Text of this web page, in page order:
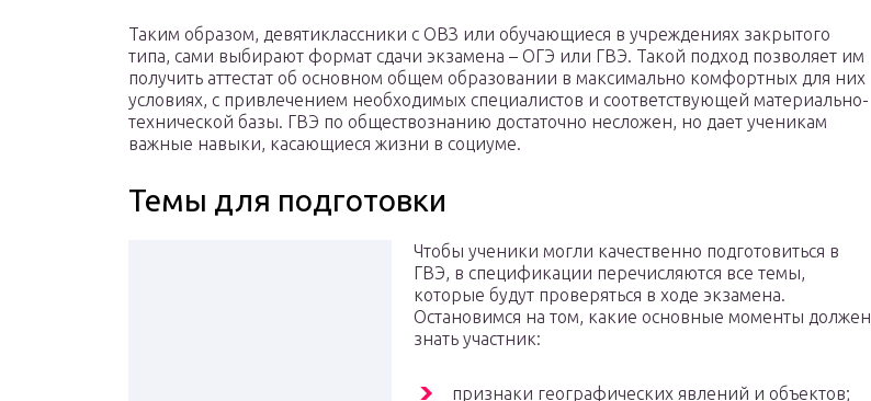
Таким образом, девятиклассники с ОВЗ или обучающиеся в учреждениях закрытого
типа, сами выбирают формат сдачи экзамена – ОГЭ или ГВЭ. Такой подход позволяет им
получить аттестат об основном общем образовании в максимально комфортных для них
условиях, с привлечением необходимых специалистов и соответствующей материально-
технической базы. ГВЭ по обществознанию достаточно несложен, но дает ученикам
важные навыки, касающиеся жизни в социуме.
Темы для подготовки
Чтобы ученики могли качественно подготовиться в
ГВЭ, в спецификации перечисляются все темы,
которые будут проверяться в ходе экзамена.
Остановимся на том, какие основные моменты должен
знать участник:
признаки географических явлений и объектов;